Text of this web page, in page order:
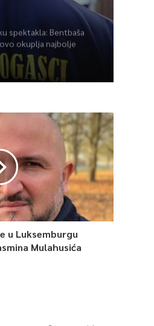
spektakla: Bentbaša
okuplja najbolje
zabavu
u Luksemburgu
Mulahusića